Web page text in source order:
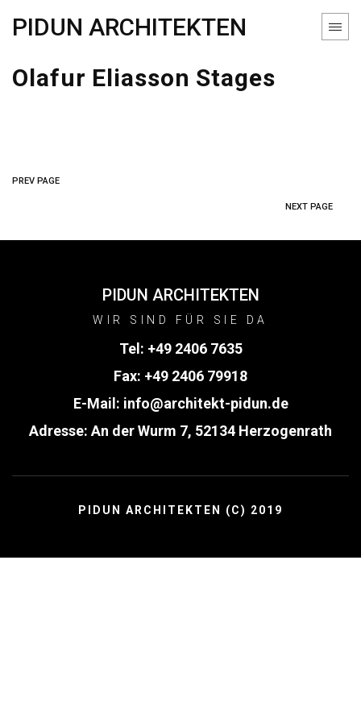
PIDUN ARCHITEKTEN
Olafur Eliasson Stages
PREV PAGE
NEXT PAGE
PIDUN ARCHITEKTEN
WIR SIND FÜR SIE DA
Tel: +49 2406 7635
Fax: +49 2406 79918
E-Mail: info@architekt-pidun.de
Adresse: An der Wurm 7, 52134 Herzogenrath
PIDUN ARCHITEKTEN (C) 2019